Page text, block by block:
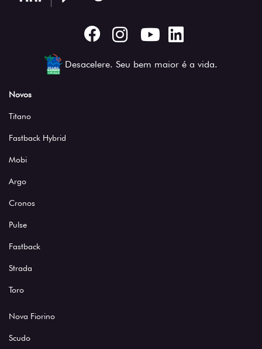
Desacelere. Seu bem maior é a vida.
Novos
Titano
Fastback Hybrid
Mobi
Argo
Cronos
Pulse
Fastback
Strada
Toro
Nova Fiorino
Scudo